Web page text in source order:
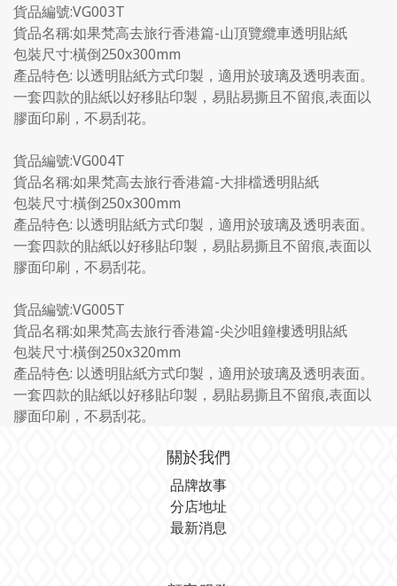
貨品編號:VG003T
貨品名稱:如果梵高去旅行香港篇-山頂覽纜車透明貼紙
包裝尺寸:橫倒250x300mm
產品特色: 以透明貼紙方式印製，適用於玻璃及透明表面。
一套四款的貼紙以好移貼印製，易貼易撕且不留痕,表面以
膠面印刷，不易刮花。
貨品編號:VG004T
貨品名稱:如果梵高去旅行香港篇-大排檔透明貼紙
包裝尺寸:橫倒250x300mm
產品特色: 以透明貼紙方式印製，適用於玻璃及透明表面。
一套四款的貼紙以好移貼印製，易貼易撕且不留痕,表面以
膠面印刷，不易刮花。
貨品編號:VG005T
貨品名稱:如果梵高去旅行香港篇-尖沙咀鐘樓透明貼紙
包裝尺寸:橫倒250x320mm
產品特色: 以透明貼紙方式印製，適用於玻璃及透明表面。
一套四款的貼紙以好移貼印製，易貼易撕且不留痕,表面以
膠面印刷，不易刮花。
關於我們
品牌故事
分店地址
最新消息